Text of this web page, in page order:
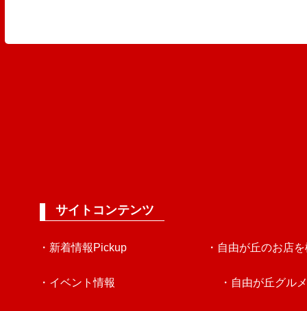
サイトコンテンツ
・新着情報Pickup
・イベント情報
・自由が丘のお店
・自由が丘グルメ